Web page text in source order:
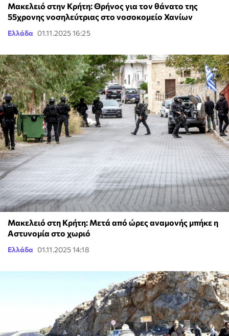
Μακελειό στην Κρήτη: Θρήνος για τον θάνατο της
55χρονης νοσηλεύτριας στο νοσοκομείο Χανίων
Ελλάδα 01.11.2025 16:25
Μακελειό στη Κρήτη: Μετά από ώρες αναμονής μπήκε η
Αστυνομία στο χωριό
Ελλάδα 01.11.2025 14:18